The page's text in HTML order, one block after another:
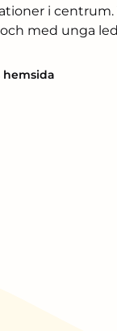
i
med unga
hemsida